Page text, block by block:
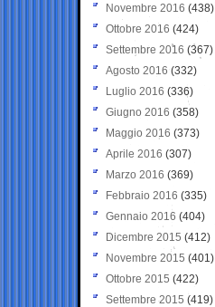
Novembre 2016 (438)
Ottobre 2016 (424)
Settembre 2016 (367)
Agosto 2016 (332)
Luglio 2016 (336)
Giugno 2016 (358)
Maggio 2016 (373)
Aprile 2016 (307)
Marzo 2016 (369)
Febbraio 2016 (335)
Gennaio 2016 (404)
Dicembre 2015 (412)
Novembre 2015 (401)
Ottobre 2015 (422)
Settembre 2015 (419)